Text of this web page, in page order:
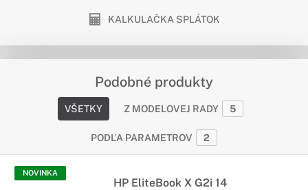
KALKULAČKA SPLÁTOK
Podobné produkty
VŠETKY Z MODELOVEJ RADY 5
PODĽA PARAMETROV 2
NOVINKA
HP EliteBook X G2i 14